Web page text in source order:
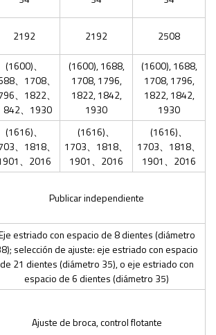
2192 2192 2508
(1600)、
、1708、
、1822、
842、1930
(1600), 1688,
1708, 1796,
1822, 1842,
1930
(1600), 1688,
1708, 1796,
1822, 1842,
1930
(1616)、
、1818、
、2016
(1616)、
1703、1818、
1901、2016
(1616)、
1703、1818、
1901、2016
Publicar independiente
estriado con espacio de 8 dientes (diámetro
selección de ajuste: eje estriado con espacio
de 21 dientes (diámetro 35), o eje estriado con
espacio de 6 dientes (diámetro 35)
Ajuste de broca, control flotante